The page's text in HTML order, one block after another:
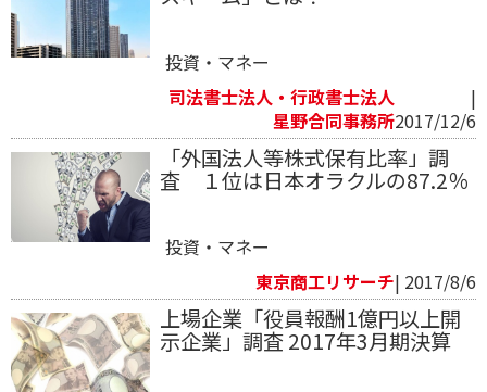
投資・マネー
司法書士法人・行政書士法人
星野合同事務所
|
2017/12/6
「外国法人等株式保有比率」調
査 １位は日本オラクルの87.2％
投資・マネー
東京商工リサーチ| 2017/8/6
上場企業「役員報酬1億円以上開
示企業」調査 2017年3月期決算